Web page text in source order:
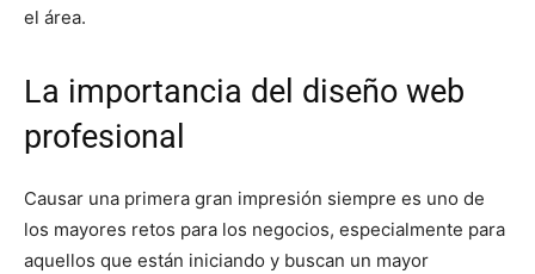
el área.
La importancia del diseño web
profesional
Causar una primera gran impresión siempre es uno de
los mayores retos para los negocios, especialmente para
aquellos que están iniciando y buscan un mayor